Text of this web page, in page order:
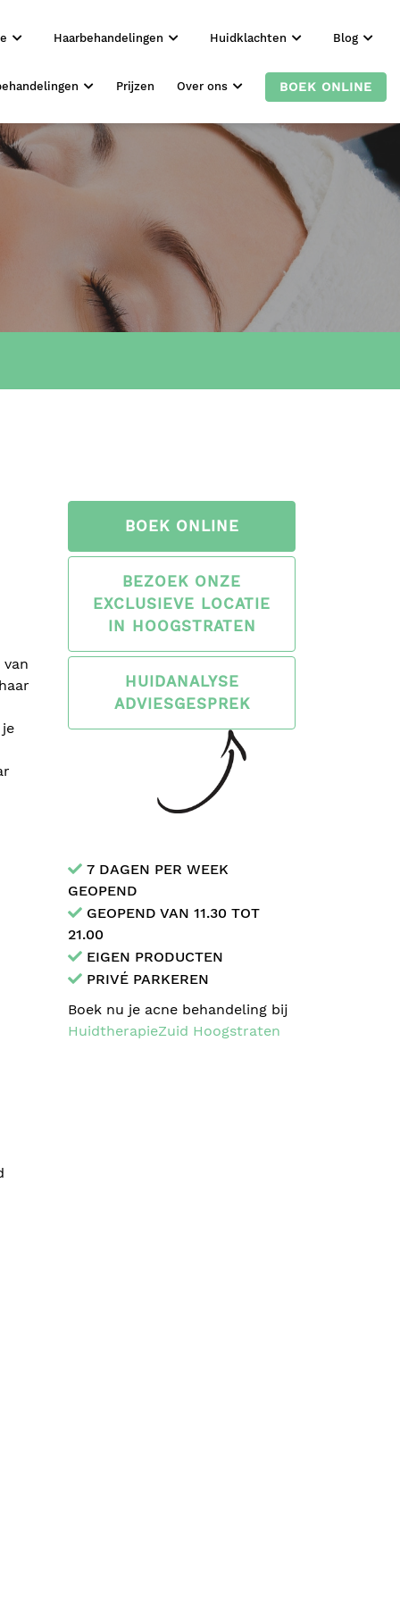
Haarbehandelingen Huidklachten Blog
Prijzen Over ons BOEK ONLINE
BOEK ONLINE
BEZOEK ONZE
EXCLUSIEVE LOCATIE
IN HOOGSTRATEN
HUIDANALYSE
ADVIESGESPREK
7 DAGEN PER WEEK
GEOPEND
GEOPEND VAN 11.30 TOT
21.00
EIGEN PRODUCTEN
PRIVÉ PARKEREN
Boek nu je acne behandeling bij
HuidtherapieZuid Hoogstraten